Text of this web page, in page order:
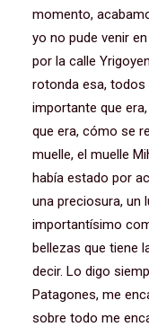
momento,
yo no pude venir
por la calle
rotonda esa, todos
importante que
que era, cómo se
muelle, el muelle
había estado por
una preciosura, un
importantísimo
bellezas que tiene
decir. Lo digo
Patagones, me
sobre todo me